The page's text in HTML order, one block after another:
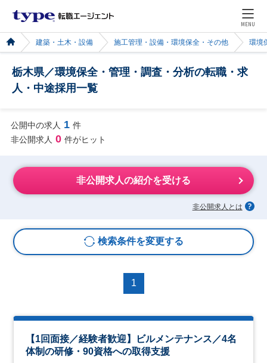
MENU
建築・土木・設備 施工管理・設備・環境保全・その他 環境
栃木県／環境保全・管理・調査・分析の転職・求
人・中途採用一覧
公開中の求人 1 件
非公開求人 0 件がヒット
非公開求人の紹介を受ける
非公開求人とは
検索条件を変更する
1
【1回面接／経験者歓迎】ビルメンテナンス／4名
体制の研修・90資格への取得支援